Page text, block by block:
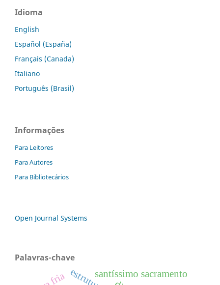
Idioma
English
Español (España)
Français (Canada)
Italiano
Português (Brasil)
Informações
Para Leitores
Para Autores
Para Bibliotecários
Open Journal Systems
Palavras-chave
santíssimo sacramento